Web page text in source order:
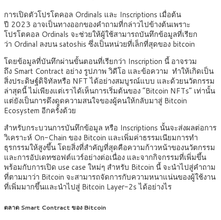
การเปิดตัวโปรโตคอล Ordinals และ Inscriptions เมื่อต้น
ปี 2023 อาจเป็นทางออกของคำถามที่กล่าวไปข้างต้นเพราะ
โปรโตคอล Ordinals จะช่วยให้ผู้ใช้สามารถบันทึกข้อมูลที่เรียก
ว่า Ordinal ลงบน satoshis ซึ่งเป็นหน่วยที่เล็กที่สุดของ bitcoin
โดยข้อมูลที่บันทึกผ่านขั้นตอนที่เรียกว่า Inscription นี้ อาจรวม
ถึง Smart Contract อย่าง รูปภาพ วิดีโอ และข้อความ ทำให้เกิดเป็น
สิ่งประดิษฐ์ดิจิทัลหรือ NFT ได้อย่างสมบูรณ์แบบ และด้วยนวัตกรรม
ล่าสุดนี้ ไม่เพียงแต่เราได้เห็นการเริ่มต้นของ “Bitcoin NFTs” เท่านั้น
แต่ยังเป็นการดึงดูดความสนใจของผู้คนให้กลับมาสู่ Bitcoin
Ecosystem อีกครั้งด้วย
สำหรับกระบวนการบันทึกข้อมูล หรือ Inscriptions นั้นจะส่งผลต่อการ
วิเคราะห์ On-Chain ของ Bitcoin และเพิ่มค่าธรรมเนียมการทำ
ธุรกรรมให้สูงขึ้น โดยสิ่งที่สำคัญที่สุดคือความก้าวหน้าของนวัตกรรม
และการอัปเดทซอฟต์แวร์อย่างต่อเนื่อง และจากกิจกรรมที่เพิ่มขึ้น
พร้อมกับการเปิด use case ใหม่ๆ สำหรับ Bitcoin นี้ จะนำไปสู่คำถาม
ที่ตามมาว่า Bitcoin จะสามารถจัดการกับความหนาแน่นของผู้ใช้งาน
ที่เพิ่มมากขึ้นและนำไปสู่ Bitcoin Layer-2s ได้อย่างไร
ตลาด Smart Contract ของ Bitcoin